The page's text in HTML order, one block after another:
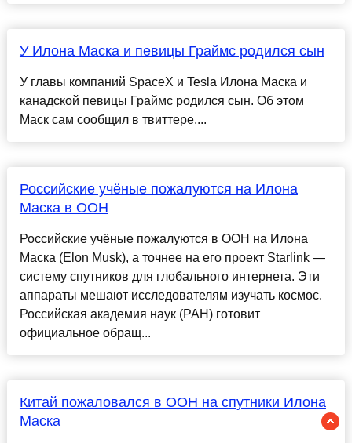
У Илона Маска и певицы Граймс родился сын
У главы компаний SpaceX и Tesla Илона Маска и
канадской певицы Граймс родился сын. Об этом
Маск сам сообщил в твиттере....
Российские учёные пожалуются на Илона
Маска в ООН
Российские учёные пожалуются в ООН на Илона
Маска (Elon Musk), а точнее на его проект Starlink —
систему спутников для глобального интернета. Эти
аппараты мешают исследователям изучать космос.
Российская академия наук (РАН) готовит
официальное обращ...
Китай пожаловался в ООН на спутники Илона
Маска